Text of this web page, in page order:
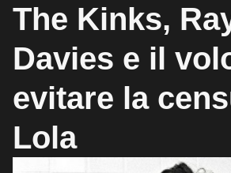
The Kinks,
Davies e il
evitare la
Lola